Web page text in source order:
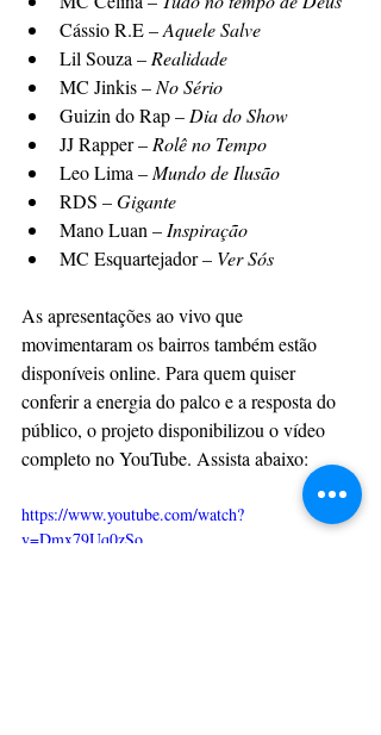
Cássio R.E – Aquele Salve
Lil Souza – Realidade
MC Jinkis – No Sério
Guizin do Rap – Dia do Show
JJ Rapper – Rolê no Tempo
Leo Lima – Mundo de Ilusão
RDS – Gigante
Mano Luan – Inspiração
MC Esquartejador – Ver Sós
As apresentações ao vivo que
movimentaram os bairros também estão
disponíveis online. Para quem quiser
conferir a energia do palco e a resposta do
público, o projeto disponibilizou o vídeo
completo no YouTube. Assista abaixo:
https://www.youtube.com/watch?
v=Dmx79Uq0zSo